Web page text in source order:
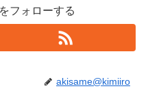
フォローする
akisame@kimiiro